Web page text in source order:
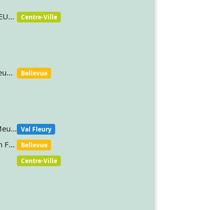
38 rue de la République 92190 MEUDON Centre-Ville
10 rue Pierre Wacquant 92190 Meudon Bellevue
10 rue Fleury Panckouke 92190 Meudon France Val Fleury
15 rue Porto Riche 92190 Meudon France Bellevue
Centre-Ville